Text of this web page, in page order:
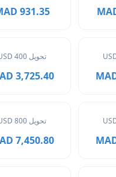
931.35 MAD
تحويل 400 USD
3,725.40 MAD
تحويل 800 USD
7,450.80 MAD